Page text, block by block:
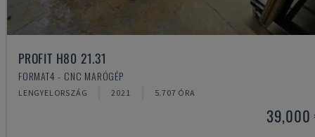
PROFIT H80 21.31
FORMAT4 - CNC MARÓGÉP
LENGYELORSZÁG 2021 5.707 ÓRA
39,000